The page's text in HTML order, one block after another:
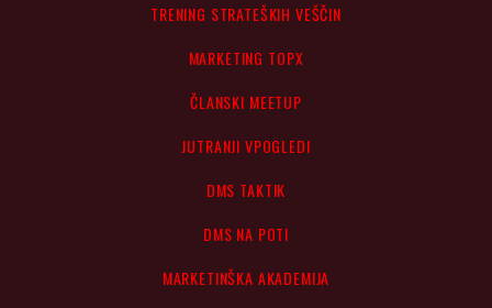
TRENING STRATEŠKIH VEŠČIN
MARKETING TOPX
ČLANSKI MEETUP
JUTRANJI VPOGLEDI
DMS TAKTIK
DMS NA POTI
MARKETINŠKA AKADEMIJA